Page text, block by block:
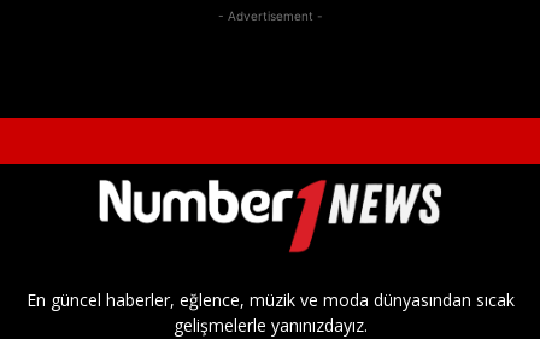
- Advertisement -
En güncel haberler, eğlence, müzik ve moda dünyasından sıcak
gelişmelerle yanınızdayız.